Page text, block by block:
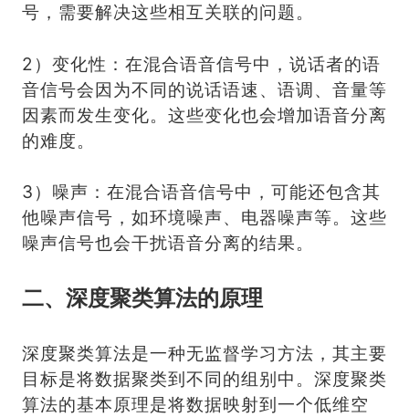
号，需要解决这些相互关联的问题。
2）变化性：在混合语音信号中，说话者的语
音信号会因为不同的说话语速、语调、音量等
因素而发生变化。这些变化也会增加语音分离
的难度。
3）噪声：在混合语音信号中，可能还包含其
他噪声信号，如环境噪声、电器噪声等。这些
噪声信号也会干扰语音分离的结果。
二、深度聚类算法的原理
深度聚类算法是一种无监督学习方法，其主要
目标是将数据聚类到不同的组别中。深度聚类
算法的基本原理是将数据映射到一个低维空